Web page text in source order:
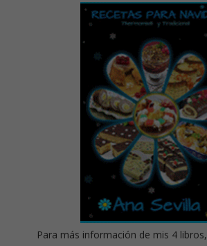
Para más información de mis 4 libros,